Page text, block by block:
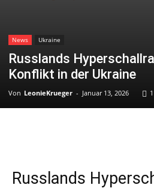
News Ukraine
Russlands
Konflikt in der Ukraine
Von LeonieKrueger - Januar 13, 2026
Russlands